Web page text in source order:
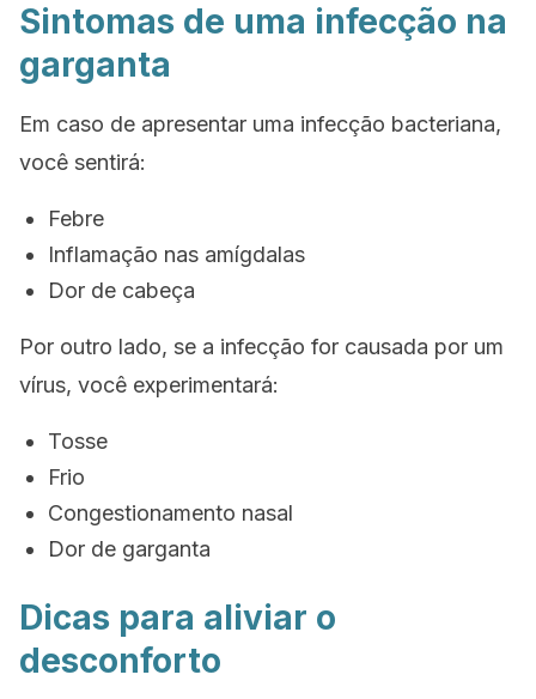
Sintomas de uma infecção na
garganta
Em caso de apresentar uma infecção bacteriana,
você sentirá:
Febre
Inflamação nas amígdalas
Dor de cabeça
Por outro lado, se a infecção for causada por um
vírus, você experimentará:
Tosse
Frio
Congestionamento nasal
Dor de garganta
Dicas para aliviar o
desconforto